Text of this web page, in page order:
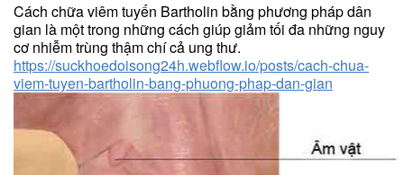
Cách chữa viêm tuyến Bartholin bằng phương pháp dân
gian là một trong những cách giúp giảm tối đa những nguy
cơ nhiễm trùng thậm chí cả ung thư.
https://suckhoedoisong24h.webflow.io/posts/cach-chua-
viem-tuyen-bartholin-bang-phuong-phap-dan-gian